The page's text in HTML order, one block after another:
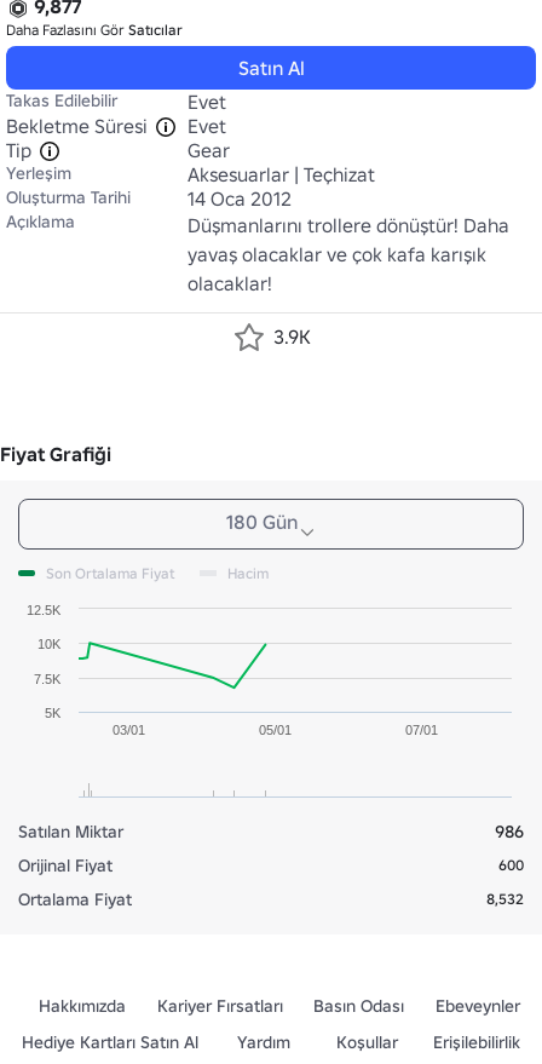
9,877
Daha Fazlasını Gör Satıcılar
Satın Al
Takas Edilebilir
Evet
Bekletme Süresi
Evet
Tip
Gear
Yerleşim Aksesuarlar | Teçhizat
Oluşturma Tarihi 14 Oca 2012
Açıklama
Düşmanlarını trollere dönüştür! Daha
yavaş olacaklar ve çok kafa karışık
olacaklar!
3.9K
Fiyat Grafiği
180 Gün
Son Ortalama Fiyat Hacim
03/01 05/01 07/01
5K
7.5K
10K
12.5K
Satılan Miktar
986
Orijinal Fiyat
600
Ortalama Fiyat 8,532
Hakkımızda Kariyer Fırsatları Basın Odası
Ebeveynler
Hediye Kartları Satın Al
Yardım Koşullar Erişilebilirlik